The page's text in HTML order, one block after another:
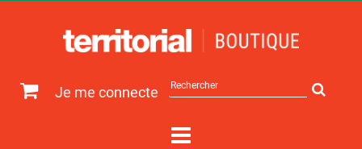
Je me connecte
sur